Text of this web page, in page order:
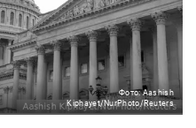
Фото: Aashish
Kiphayet/NurPhoto/Reuters